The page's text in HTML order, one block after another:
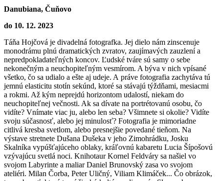
Danubiana, Čuňovo
do 10. 12. 2023
Táňa Hojčová je divadelná fotografka. Jej dielo nám zinscenuje
monodrámu plnú dramatických zvratov, zaujímavých zauzlení a
nepredpokladateľných koncov. Ľudské tváre sú samy o sebe
nekonečným a neuchopiteľným vesmírom. A býva v nich vpísané
všetko, čo sa udialo a ešte aj udeje. A práve fotografia zachytáva tú
jemnú elasticitu stotín sekúnd, ktoré sa stávajú týždňami, mesiacmi
a rokmi. Až kým neprejdú horizontom udalostí, niekam do
neuchopiteľnej večnosti. Ak sa dívate na portrétovanú osobu, čo
vidíte? Vnímate viac ju, alebo len seba? Všimnete si okolie? Vidíte
svoju súčasnosť, alebo jej minulosť? Fotografia je mimoriadne
citlivá kresba svetlom, alebo presnejšie povedané tieňom. Na
výstave stretnete Dušana Dušeka v jeho Zimohrádku, Josku
Skalníka vypúšťajúceho oblaky, kráľovnú kabaretu Lucia Šípošovú
vzývajúcu svetlá noci. Knihotaur Kornel Feldváry sa našiel vo
svojom Labyrinte a maliar Daniel Brunovský zasa vo svojom
ateliéri. Milan Čorba, Peter Uličný, Viliam Klimáček... Čo obrázok,